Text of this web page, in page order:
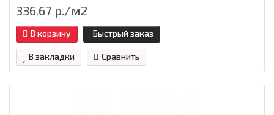
336.67 р./м2
В корзину Быстрый заказ
В закладки Сравнить